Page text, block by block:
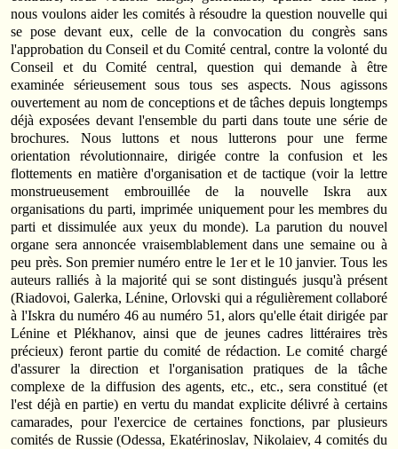
nous voulons aider les comités à résoudre la question nouvelle qui
se pose devant eux, celle de la convocation du congrès sans
l'approbation du Conseil et du Comité central, contre la volonté du
Conseil et du Comité central, question qui demande à être
examinée sérieusement sous tous ses aspects. Nous agissons
ouvertement au nom de conceptions et de tâches depuis longtemps
déjà exposées devant l'ensemble du parti dans toute une série de
brochures. Nous luttons et nous lutterons pour une ferme
orientation révolutionnaire, dirigée contre la confusion et les
flottements en matière d'organisation et de tactique (voir la lettre
monstrueusement embrouillée de la nouvelle Iskra aux
organisations du parti, imprimée uniquement pour les membres du
parti et dissimulée aux yeux du monde). La parution du nouvel
organe sera annoncée vraisemblablement dans une semaine ou à
peu près. Son premier numéro entre le 1er et le 10 janvier. Tous les
auteurs ralliés à la majorité qui se sont distingués jusqu'à présent
(Riadovoi, Galerka, Lénine, Orlovski qui a régulièrement collaboré
à l'Iskra du numéro 46 au numéro 51, alors qu'elle était dirigée par
Lénine et Plékhanov, ainsi que de jeunes cadres littéraires très
précieux) feront partie du comité de rédaction. Le comité chargé
d'assurer la direction et l'organisation pratiques de la tâche
complexe de la diffusion des agents, etc., etc., sera constitué (et
l'est déjà en partie) en vertu du mandat explicite délivré à certains
camarades, pour l'exercice de certaines fonctions, par plusieurs
comités de Russie (Odessa, Ekatérinoslav, Nikolaiev, 4 comités du